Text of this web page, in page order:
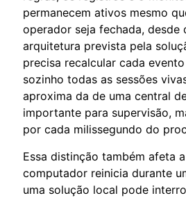
permanecem ativos mesmo
operador seja fechada, desde
arquitetura prevista pela
precisa recalcular cada
sozinho todas as sessões
aproxima da de uma central
importante para supervisão,
por cada milissegundo do
Essa distinção também afeta
computador reinicia durante
uma solução local pode